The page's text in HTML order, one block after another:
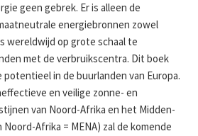
geen gebrek. Er is alleen de
energiebronnen zowel
wereldwijd op grote schaal te
met de verbruikscentra. Dit boek
in de buurlanden van Europa.
en veilige zonne- en
van Noord-Afrika en het Midden-
Afrika = MENA) zal de komende